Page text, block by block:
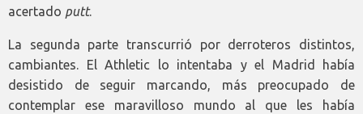
acertado putt.
La segunda parte transcurrió por derroteros distintos,
cambiantes. El Athletic lo intentaba y el Madrid había
desistido de seguir marcando, más preocupado de
contemplar ese maravilloso mundo al que les había